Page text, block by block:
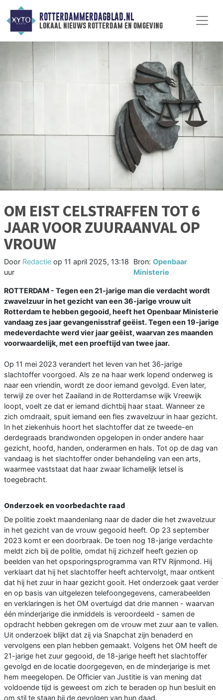
ROTTERDAMMERDAGBLAD.NL
lokaal nieuws rotterdam en omgeving
OM EIST CELSTRAFFEN TOT 6
JAAR VOOR ZUURAANVAL OP
VROUW
Door Redactie op 11 april 2025, 13:18
uur
Bron: Openbaar
Ministerie
ROTTERDAM - Tegen een 21-jarige man die verdacht wordt
zwavelzuur in het gezicht van een 36-jarige vrouw uit
Rotterdam te hebben gegooid, heeft het Openbaar Ministerie
vandaag zes jaar gevangenisstraf geëist. Tegen een 19-jarige
medeverdachte werd vier jaar geëist, waarvan zes maanden
voorwaardelijk, met een proeftijd van twee jaar.
Op 11 mei 2023 verandert het leven van het 36-jarige
slachtoffer voorgoed. Als ze na haar werk lopend onderweg is
naar een vriendin, wordt ze door iemand gevolgd. Even later,
terwijl ze over het Zaailand in de Rotterdamse wijk Vreewijk
loopt, voelt ze dat er iemand dichtbij haar staat. Wanneer ze
zich omdraait, spuit iemand een fles zwavelzuur in haar gezicht.
In het ziekenhuis hoort het slachtoffer dat ze tweede-en
derdegraads brandwonden opgelopen in onder andere haar
gezicht, hoofd, handen, onderarmen en hals. Tot op de dag van
vandaag is het slachtoffer onder behandeling van een arts,
waarmee vaststaat dat haar zwaar lichamelijk letsel is
toegebracht.
Onderzoek en voorbedachte raad
De politie zoekt maandenlang naar de dader die het zwavelzuur
in het gezicht van de vrouw gegooid heeft. Op 23 september
2023 komt er een doorbraak. De toen nog 18-jarige verdachte
meldt zich bij de politie, omdat hij zichzelf heeft gezien op
beelden van het opsporingsprogramma van RTV Rijnmond. Hij
verklaart dat hij het slachtoffer heeft achtervolgt, maar ontkent
dat hij het zuur in haar gezicht gooit. Het onderzoek gaat verder
en op basis van uitgelezen telefoongegevens, camerabeelden
en verklaringen is het OM overtuigd dat drie mannen - waarvan
één minderjarige die inmiddels is veroordeeld - samen de
opdracht hebben gekregen om de vrouw met zuur aan te vallen.
Uit onderzoek blijkt dat zij via Snapchat zijn benaderd en
vervolgens een plan hebben gemaakt. Volgens het OM heeft de
21-jarige het zuur gegooid, de 18-jarige heeft het slachtoffer
gevolgd en de locatie doorgegeven, en de minderjarige is met
hem meegelopen. De Officier van Justitie is van mening dat
voldoende tijd is geweest om zich te beraden op hun besluit en
om stil te staan bij de gevolgen van hun daad.